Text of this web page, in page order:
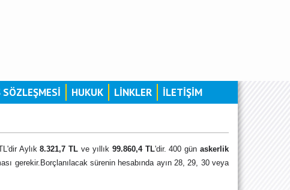
HUKUK LİNKLER İLETİŞİM
Aylık8.321,7 TL ve yıllık 99.860,4 TL'dir. 400 günaskerlik
gerekir. Borçlanılacak sürenin hesabında ayın 28, 29, 30 veya